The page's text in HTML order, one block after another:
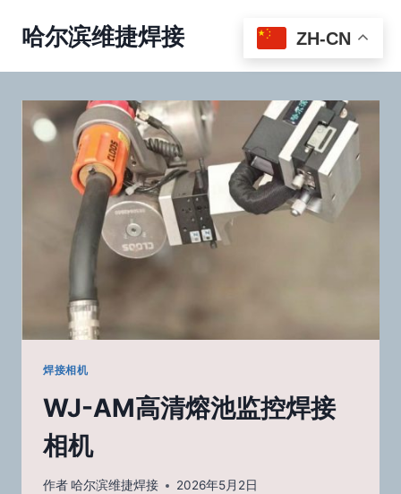
哈尔滨维捷焊接
焊接相机
WJ-AM高清熔池监控焊接
相机
作者哈尔滨维捷焊接 2026年5月2日
ZH-CN